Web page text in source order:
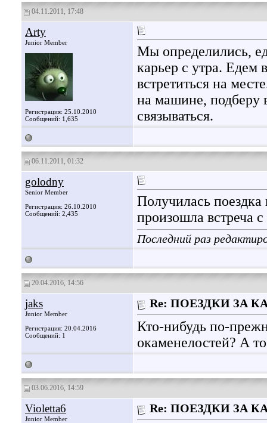
04.11.2011, 17:48
Arty
Junior Member
Регистрация: 25.10.2010
Сообщений: 1,635
Мы определились,
карьер с утра. Едем
встретиться на
на машине, подберу
связываться.
06.11.2011, 01:32
golodny
Senior Member
Регистрация: 26.10.2010
Сообщений: 2,435
Получилась поездка
произошла встреча
Последний раз
20.04.2016, 14:56
jaks
Junior Member
Регистрация: 20.04.2016
Сообщений: 1
Re: ПОЕЗДКИ ЗА
Кто-нибудь по-
окаменелостей? А
03.06.2016, 14:59
Violetta6
Junior Member
Re: ПОЕЗДКИ ЗА